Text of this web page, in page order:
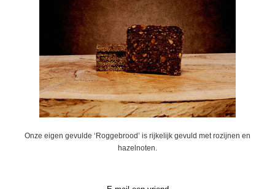
Onze eigen gevulde ‘Roggebrood’ is rijkelijk gevuld met rozijnen en
hazelnoten.